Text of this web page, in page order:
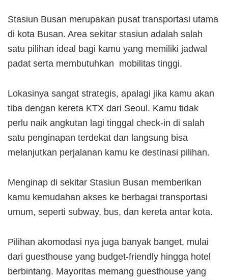
Stasiun Busan merupakan pusat transportasi utama
di kota Busan. Area sekitar stasiun adalah salah
satu pilihan ideal bagi kamu yang memiliki jadwal
padat serta membutuhkan mobilitas tinggi.
Lokasinya sangat strategis, apalagi jika kamu akan
tiba dengan kereta KTX dari Seoul. Kamu tidak
perlu naik angkutan lagi tinggal check-in di salah
satu penginapan terdekat dan langsung bisa
melanjutkan perjalanan kamu ke destinasi pilihan.
Menginap di sekitar Stasiun Busan memberikan
kamu kemudahan akses ke berbagai transportasi
umum, seperti subway, bus, dan kereta antar kota.
Pilihan akomodasi nya juga banyak banget, mulai
dari guesthouse yang budget-friendly hingga hotel
berbintang. Mayoritas memang guesthouse yang